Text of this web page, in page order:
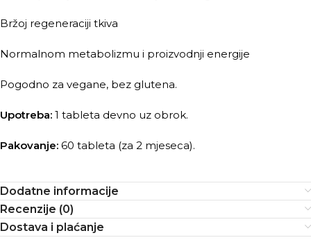
Bržoj regeneraciji tkiva
Normalnom metabolizmu i proizvodnji energije
Pogodno za vegane, bez glutena.
Upotreba: 1 tableta devno uz obrok.
Pakovanje: 60 tableta (za 2 mjeseca).
Dodatne informacije
Recenzije (0)
Dostava i plaćanje